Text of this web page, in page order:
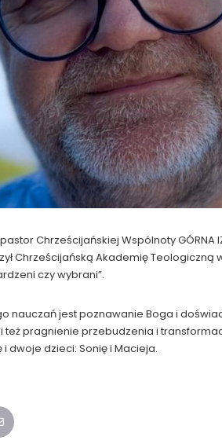
pastor Chrześcijańskiej Wspólnoty
Chrześcijańską Akademię Teologiczną
czy wybrani”.
nauczań jest poznawanie Boga i
pragnienie przebudzenia i
dwoje dzieci: Sonię i Macieja.